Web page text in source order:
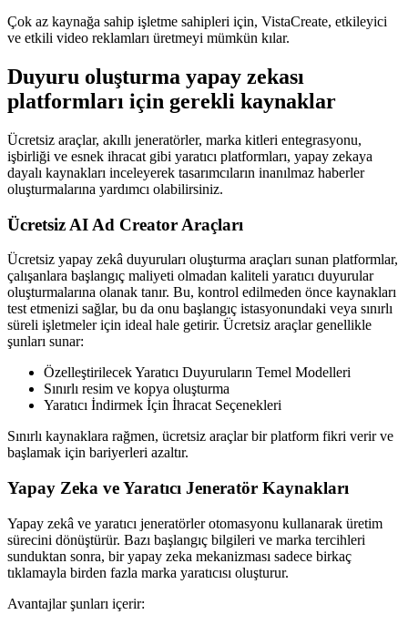
Çok az kaynağa sahip işletme sahipleri için, VistaCreate, etkileyici
ve etkili video reklamları üretmeyi mümkün kılar.
Duyuru oluşturma yapay zekası
platformları için gerekli kaynaklar
Ücretsiz araçlar, akıllı jeneratörler, marka kitleri entegrasyonu,
işbirliği ve esnek ihracat gibi yaratıcı platformları, yapay zekaya
dayalı kaynakları inceleyerek tasarımcıların inanılmaz haberler
oluşturmalarına yardımcı olabilirsiniz.
Ücretsiz AI Ad Creator Araçları
Ücretsiz yapay zekâ duyuruları oluşturma araçları sunan platformlar,
çalışanlara başlangıç maliyeti olmadan kaliteli yaratıcı duyurular
oluşturmalarına olanak tanır. Bu, kontrol edilmeden önce kaynakları
test etmenizi sağlar, bu da onu başlangıç istasyonundaki veya sınırlı
süreli işletmeler için ideal hale getirir. Ücretsiz araçlar genellikle
şunları sunar:
Özelleştirilecek Yaratıcı Duyuruların Temel Modelleri
Sınırlı resim ve kopya oluşturma
Yaratıcı İndirmek İçin İhracat Seçenekleri
Sınırlı kaynaklara rağmen, ücretsiz araçlar bir platform fikri verir ve
başlamak için bariyerleri azaltır.
Yapay Zeka ve Yaratıcı Jeneratör Kaynakları
Yapay zekâ ve yaratıcı jeneratörler otomasyonu kullanarak üretim
sürecini dönüştürür. Bazı başlangıç bilgileri ve marka tercihleri
sunduktan sonra, bir yapay zeka mekanizması sadece birkaç
tıklamayla birden fazla marka yaratıcısı oluşturur.
Avantajlar şunları içerir: